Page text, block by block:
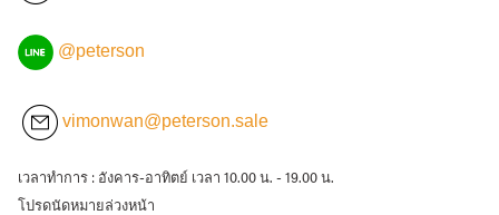
@peterson
vimonwan@peterson.sale
เวลาทำการ : อังคาร-อาทิตย์ เวลา 10.00 น. - 19.00 น.
โปรดนัดหมายล่วงหน้า